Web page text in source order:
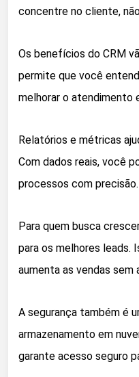
concentre no cliente,
Os benefícios do CRM
permite que você
melhorar o
Relatórios e métricas
Com dados reais, você
processos com precisão.
Para quem busca
para os melhores leads.
aumenta as vendas sem
A segurança também é
armazenamento em
garante acesso seguro